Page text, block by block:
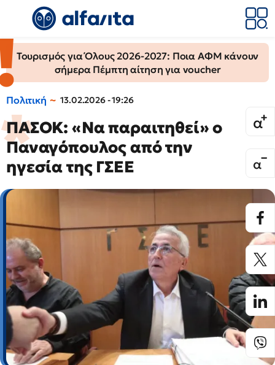
Τουρισμός για Όλους 2026-2027: Ποια ΑΦΜ κάνουν
σήμερα Πέμπτη αίτηση για voucher
Πολιτική 13.02.2026 - 19:26
ΠΑΣΟΚ: «Να παραιτηθεί» ο
Παναγόπουλος από την
ηγεσία της ΓΣΕΕ